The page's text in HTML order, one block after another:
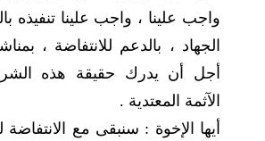
واجب علينا ، واجب علينا تنفيذه
الجهاد ، بالدعم للانتفاضة ،
أجل أن يدرك حقيقة هذه
الآثمة المعتدية .
أيها الإخوة : سنبقى مع الانتفاضة